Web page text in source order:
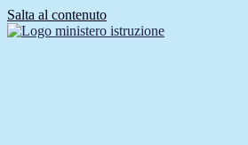
Salta al contenuto